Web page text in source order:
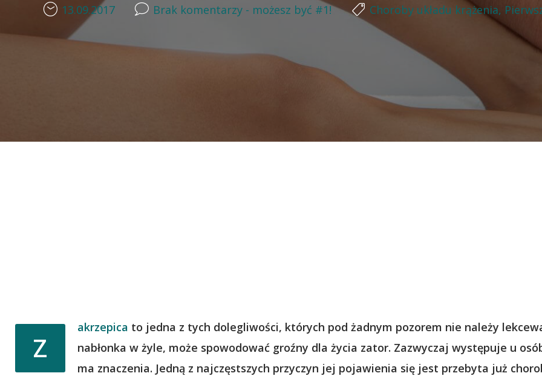
13.09.2017 Brak komentarzy - możesz być #1! Choroby układu krążenia,
Z
akrzepica to jedna z tych dolegliwości, których pod żadnym pozorem nie należy
nabłonka w żyle, może spowodować groźny dla życia zator. Zazwyczaj występuje u
ma znaczenia. Jedną z najczęstszych przyczyn jej pojawienia się jest przebyta już